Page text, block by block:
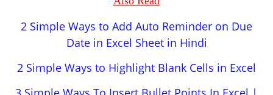
2 Simple Ways to Add Auto Reminder on Due
Date in Excel Sheet in Hindi
2 Simple Ways to Highlight Blank Cells in Excel